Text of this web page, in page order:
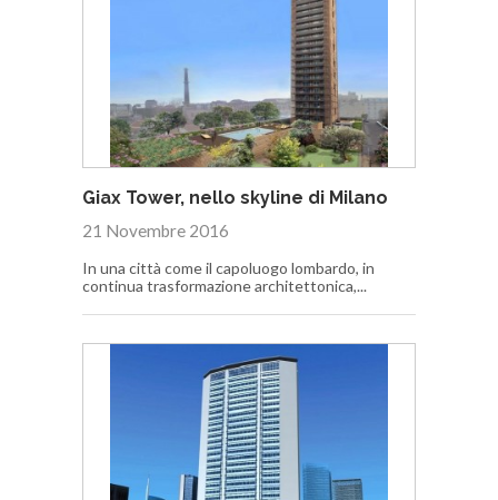
Giax Tower, nello skyline di Milano
21 Novembre 2016
In una città come il capoluogo lombardo, in
continua trasformazione architettonica,...